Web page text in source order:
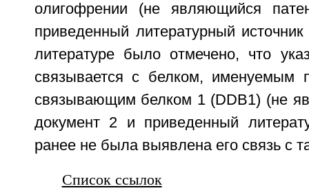
олигофрении (не являющийся
приведенный литературный
литературе было отмечено, что
связывается с белком, именуемым
связывающим белком 1 (DDB1) (не
документ 2 и приведенный
ранее не была выявлена его связь с
Список ссылок